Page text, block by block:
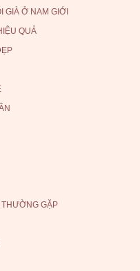
GIÀ Ở NAM GIỚI
QUẢ
GẶP